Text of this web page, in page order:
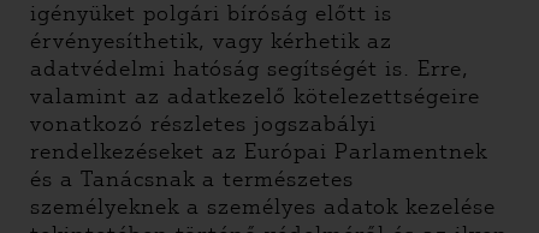
igényüket polgári bíróság előtt is
érvényesíthetik, vagy kérhetik az
adatvédelmi hatóság segítségét is. Erre,
valamint az adatkezelő kötelezettségeire
vonatkozó részletes jogszabályi
rendelkezéseket az Európai Parlamentnek
és a Tanácsnak a természetes
személyeknek a személyes adatok kezelése